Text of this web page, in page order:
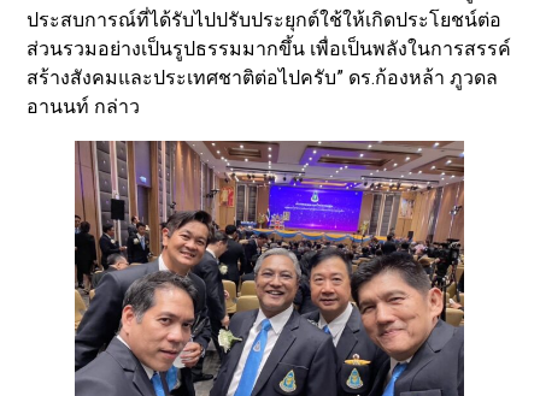
ประสบการณ์ที่ได้รับไปปรับประยุกต์ใช้ให้เกิดประโยชน์ต่อ
ส่วนรวมอย่างเป็นรูปธรรมมากขึ้น เพื่อเป็นพลังในการสรรค์
สร้างสังคมและประเทศชาติต่อไปครับ” ดร.ก้องหล้า ภูวดล
อานนท์ กล่าว